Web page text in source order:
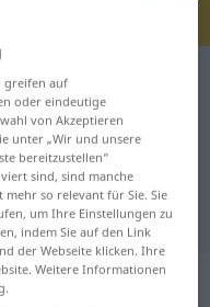
izolatka
für
greifen auf
oder eindeutige
von Akzeptieren
unter „Wir und unsere
bereitzustellen“
sind, sind manche
so relevant für Sie. Sie
um Ihre Einstellungen zu
indem Sie auf den Link
der Webseite klicken. Ihre
Weitere Informationen